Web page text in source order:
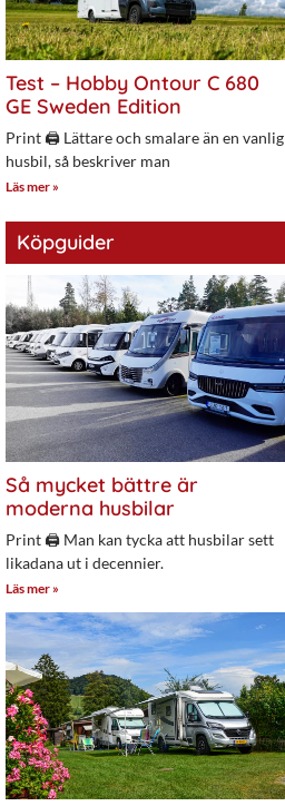
Test – Hobby Ontour C 680
GE Sweden Edition
Print 🖨 Lättare och smalare än en vanlig
husbil, så beskriver man
Läs mer »
Köpguider
Så mycket bättre är
moderna husbilar
Print 🖨 Man kan tycka att husbilar sett
likadana ut i decennier.
Läs mer »